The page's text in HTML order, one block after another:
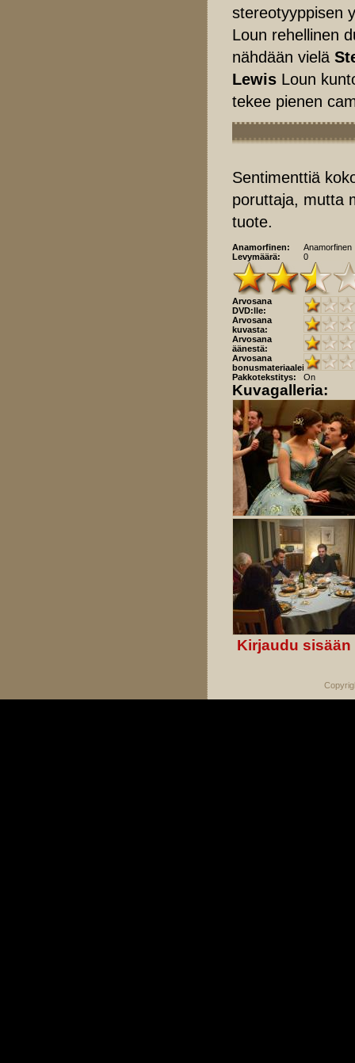
stereotyyppisen
Loun rehellinen
nähdään vielä
Lewis Loun
tekee pienen
Sentimenttiä
poruttaja, mutta
tuote.
Anamorfinen:
Anamorfinen
Levymäärä:
0
Arvosana
DVD:lle:
Arvosana
kuvasta:
Arvosana
äänestä:
Arvosana
bonusmateriaaleista:
Pakkotekstitys:
On
Kuvagalleria:
Kirjaudu sisään